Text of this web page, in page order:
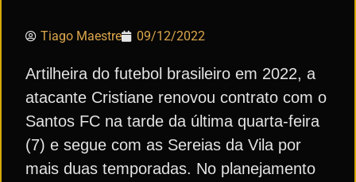
Tiago Maestre 09/12/2022
Artilheira do futebol brasileiro em 2022, a
atacante Cristiane renovou contrato com o
Santos FC na tarde da última quarta-feira
(7) e segue com as Sereias da Vila por
mais duas temporadas. No planejamento